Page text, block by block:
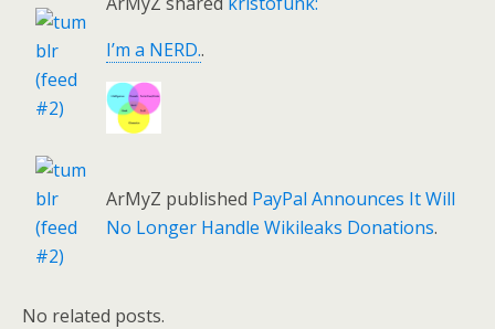
I’m a NERD..
ArMyZ published PayPal Announces It Will
No Longer Handle Wikileaks Donations.
No related posts.